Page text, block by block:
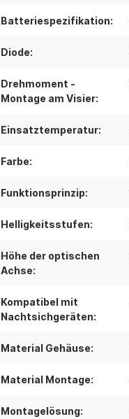
Batteriespezifikation:
Diode:
Drehmoment -
Montage am Visier:
Einsatztemperatur:
Farbe:
Funktionsprinzip:
Helligkeitsstufen:
Höhe der optischen
Achse:
Kompatibel mit
Nachtsichgeräten:
Material Gehäuse:
Material Montage:
Montagelösung: